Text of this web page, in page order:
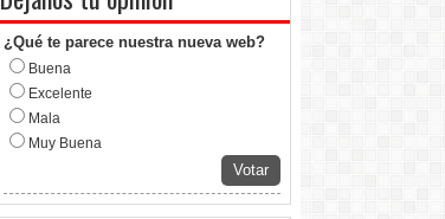
¿Qué te parece nuestra nueva web?
Buena
Excelente
Mala
Muy Buena
Votar